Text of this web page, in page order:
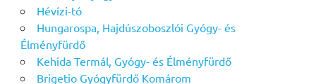
Hévízi-tó
Hungarospa, Hajdúszoboszlói Gyógy- és
Élményfürdő
Kehida Termál, Gyógy- és Élményfürdő
Brigetio Gyógyfürdő Komárom